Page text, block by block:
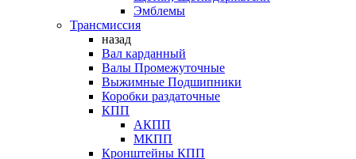
Эмблемы
Трансмиссия
назад
Вал карданный
Валы Промежуточные
Выжимные Подшипники
Коробки раздаточные
КПП
АКПП
МКПП
Кронштейны КПП